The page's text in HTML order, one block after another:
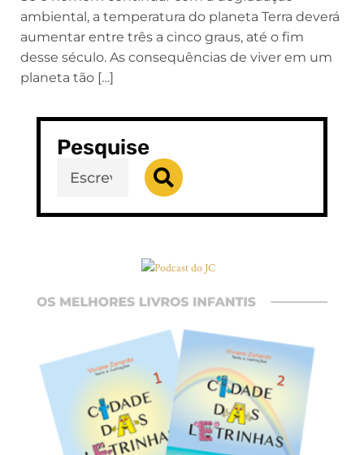
ambiental, a temperatura do planeta Terra deverá
aumentar entre três a cinco graus, até o fim
desse século. As consequências de viver em um
planeta tão […]
Pesquise